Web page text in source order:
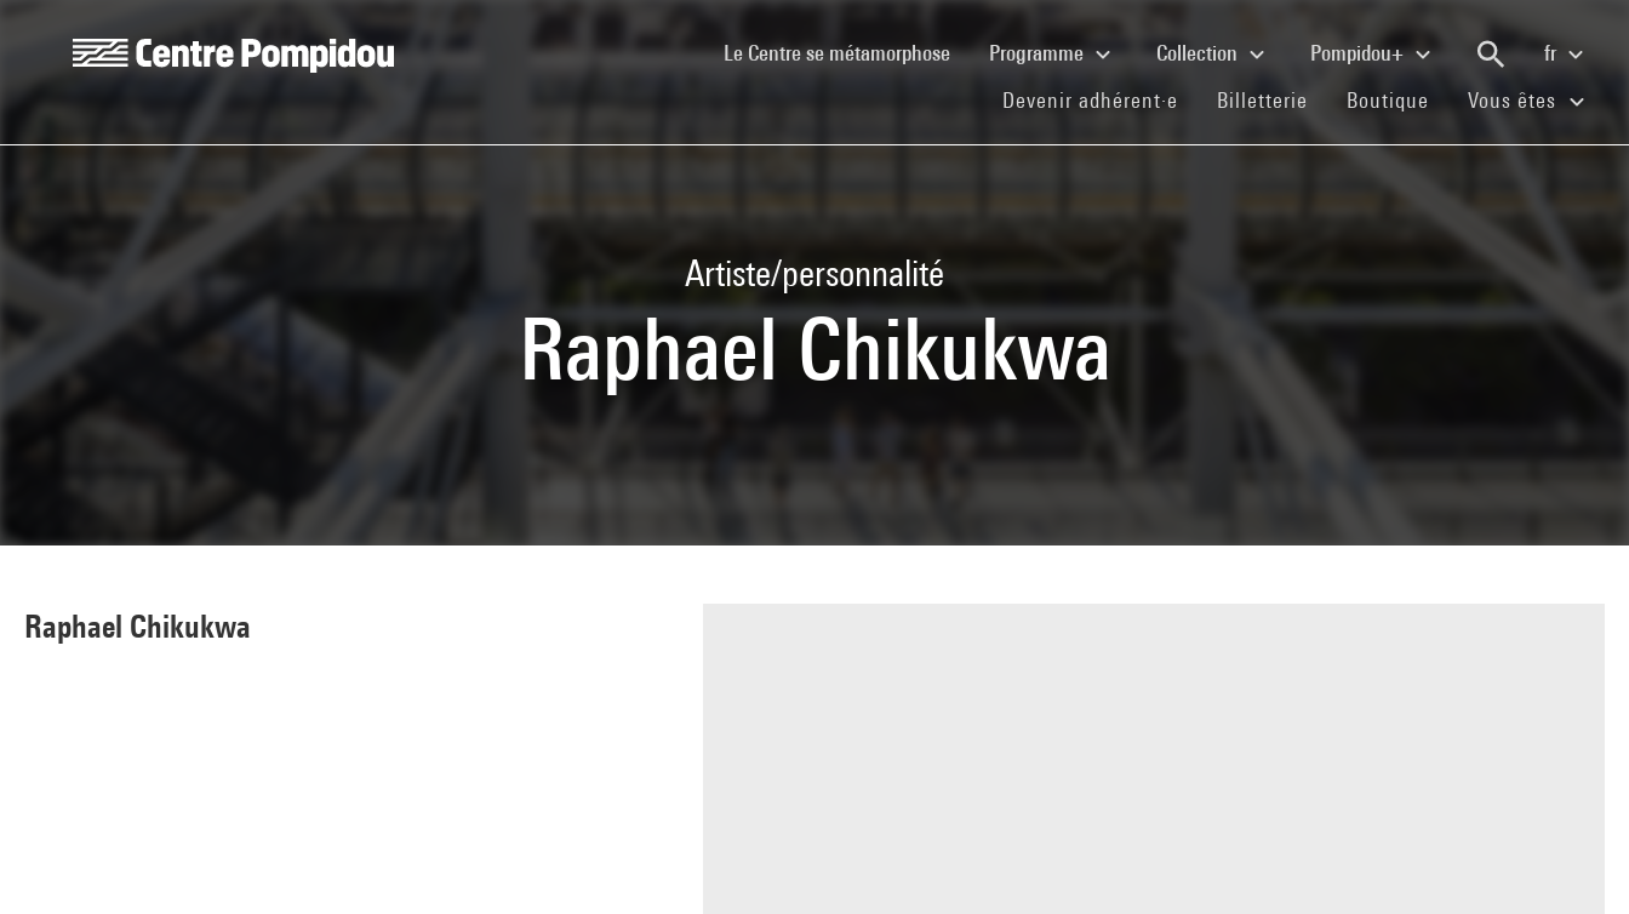
Le Centre se métamorphose(current)Programme Collection Pompidou+
fr
Devenir adhérent·e (current)
Billetterie (current)
Boutique (current)
Vous êtes
Artiste/personnalité
Raphael Chikukwa
Raphael Chikukwa